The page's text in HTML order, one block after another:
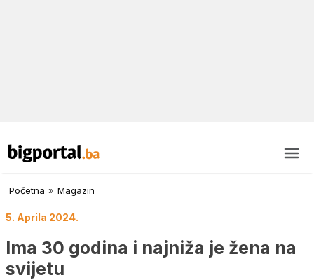
Početna » Magazin
5. Aprila 2024.
Ima 30 godina i najniža je žena na
svijetu